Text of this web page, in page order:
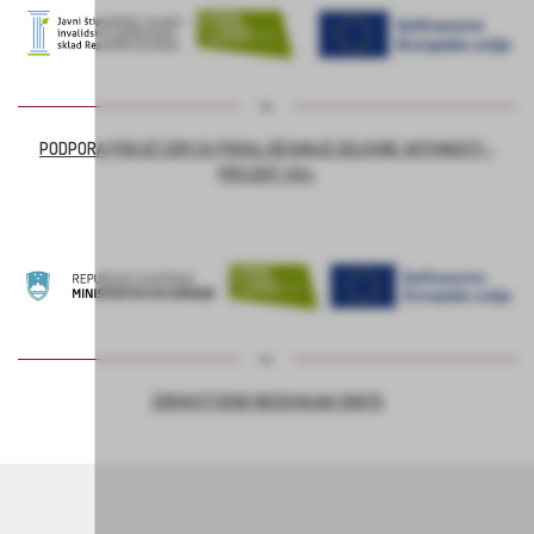
PODPORA PODJETJEM ZA PODALJŠEVANJE DELOVNE AKTIVNOSTI –
PROJEKT ASI+
ZDRAVSTVENO NEGOVALNA ENOTA